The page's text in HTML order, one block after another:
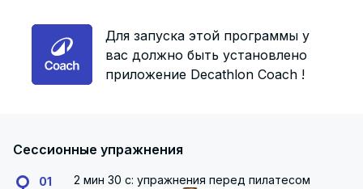
Для запуска этой программы у
вас должно быть установлено
приложение Decathlon Coach !
Сессионные упражнения
01 2 мин 30 с: упражнения перед пилатесом